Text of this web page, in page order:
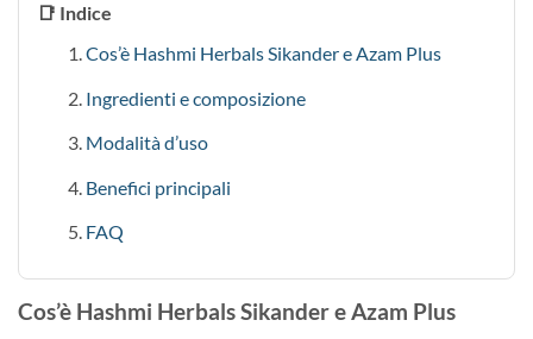
📑 Indice
Cos’è Hashmi Herbals Sikander e Azam Plus
Ingredienti e composizione
Modalità d’uso
Benefici principali
FAQ
Cos’è Hashmi Herbals Sikander e Azam Plus